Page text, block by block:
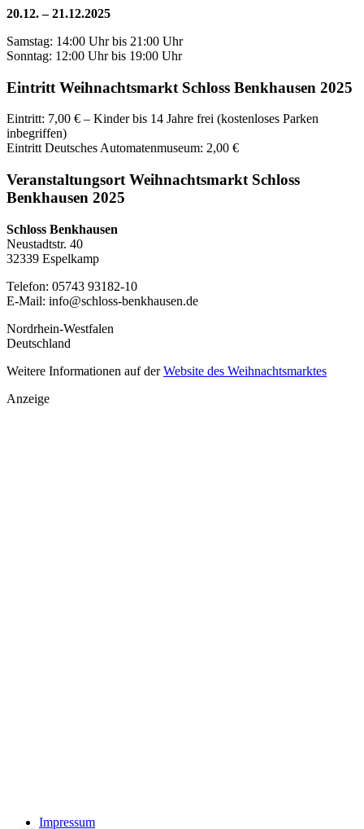
20.12. – 21.12.2025
Samstag: 14:00 Uhr bis 21:00 Uhr
Sonntag: 12:00 Uhr bis 19:00 Uhr
Eintritt Weihnachtsmarkt Schloss Benkhausen 2025
Eintritt: 7,00 € – Kinder bis 14 Jahre frei (kostenloses Parken
inbegriffen)
Eintritt Deutsches Automatenmuseum: 2,00 €
Veranstaltungsort Weihnachtsmarkt Schloss
Benkhausen 2025
Schloss Benkhausen
Neustadtstr. 40
32339 Espelkamp
Telefon: 05743 93182-10
E-Mail: info@schloss-benkhausen.de
Nordrhein-Westfalen
Deutschland
Weitere Informationen auf derWebsite des Weihnachtsmarktes
Anzeige
Impressum